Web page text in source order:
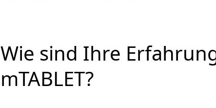
Wie sind Ihre
mTABLET?